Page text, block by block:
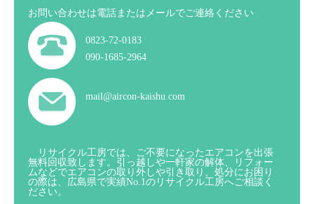
お問い合わせは電話またはメールでご連絡ください
0823-72-0183
090-1685-2964
mail@aircon-kaishu.com
リサイクル工房では、ご不要になったエアコンを出張
無料回収致します。引っ越しや一軒家の解体、リフォー
ムなどでエアコンの取り外しや引き取り、処分にお困り
の際は、広島県で実績No.1のリサイクル工房へご相談く
ださい。